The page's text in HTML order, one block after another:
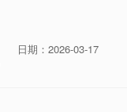
日期：2026-03-17